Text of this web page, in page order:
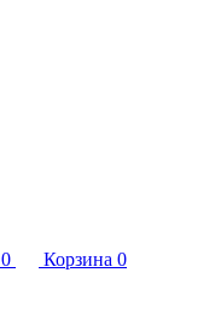
0 Корзина 0